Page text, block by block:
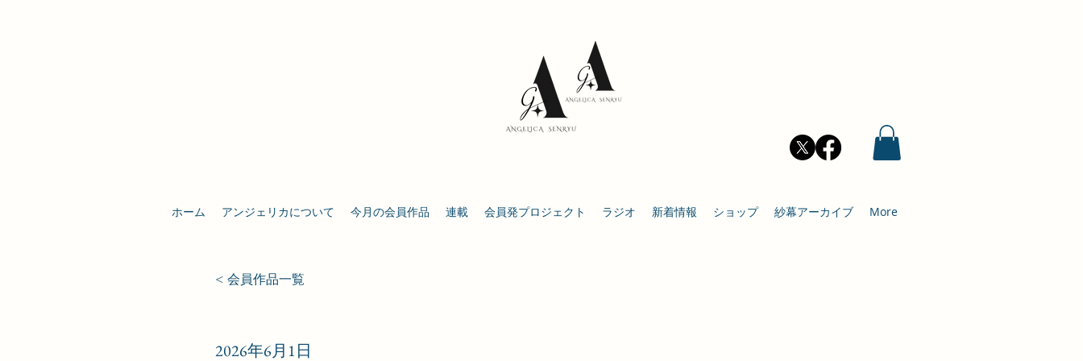
ホーム アンジェリカについて 今月の会員作品 連載 会員発プロジェクト ラジオ 新着情報 ショップ 紗幕アーカイブ More
< 会員作品一覧
2026年6月1日